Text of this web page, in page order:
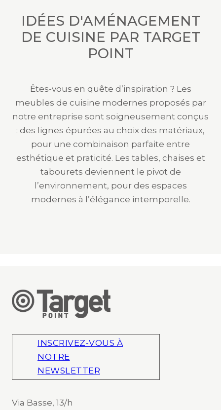
IDÉES D'AMÉNAGEMENT
DE CUISINE PAR TARGET
POINT
Êtes-vous en quête d’inspiration ? Les
meubles de cuisine modernes proposés par
notre entreprise sont soigneusement conçus
: des lignes épurées au choix des matériaux,
pour une combinaison parfaite entre
esthétique et praticité. Les tables, chaises et
tabourets deviennent le pivot de
l’environnement, pour des espaces
modernes à l’élégance intemporelle.
INSCRIVEZ-VOUS À
NOTRE
NEWSLETTER
Via Basse, 13/h